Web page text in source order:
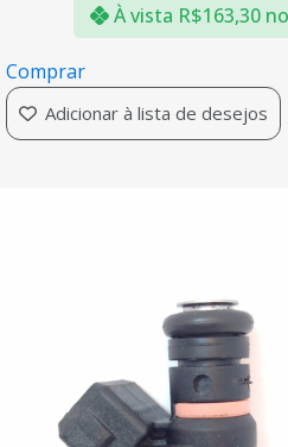
À vista R$163,30
Comprar
Adicionar à lista de desejos